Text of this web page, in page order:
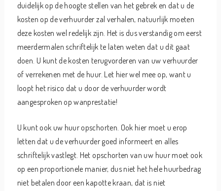
duidelijk op de hoogte stellen van het gebrek en dat u de
kosten op de verhuurder zal verhalen, natuurlijk moeten
deze kosten wel redelijk zijn. Het is dus verstandig om eerst
meerdermalen schriftelijk te laten weten dat u dit gaat
doen. U kunt de kosten terugvorderen van uw verhuurder
of verrekenen met de huur. Let hier wel mee op, want u
loopt het risico dat u door de verhuurder wordt
aangesproken op wanprestatie!
U kunt ook uw huur opschorten. Ook hier moet u erop
letten dat u de verhuurder goed informeert en alles
schriftelijk vastlegt. Het opschorten van uw huur moet ook
op een proportionele manier, dus niet het hele huurbedrag
niet betalen door een kapotte kraan, dat is niet